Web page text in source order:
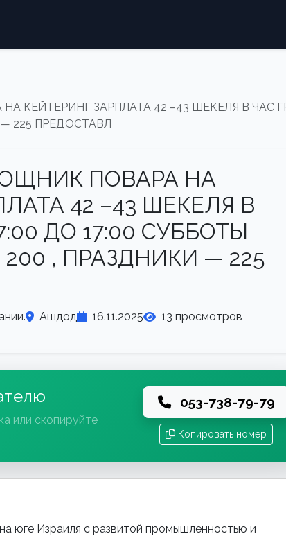
КЕЙТЕРИНГ ЗАРПЛАТА 42 –43 ШЕКЕЛЯ В ЧАС
225 ПРЕДОСТАВЛ
ПОВАРА НА
42 –43 ШЕКЕЛЯ В
ДО 17:00 СУББОТЫ
, ПРАЗДНИКИ — 225
Ашдод 16.11.2025 13 просмотров
или скопируйте
053-738-79-79
Копировать номер
юге Израиля с развитой промышленностью и